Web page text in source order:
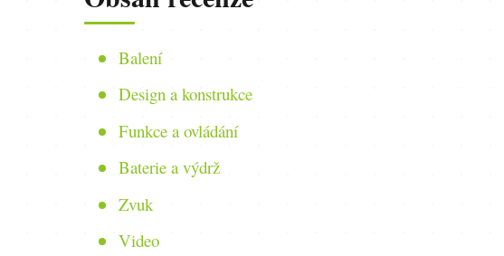
Balení
Design a konstrukce
Funkce a ovládání
Baterie a výdrž
Zvuk
Video